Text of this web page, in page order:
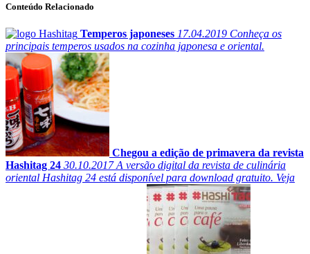
Conteúdo Relacionado
Temperos japoneses 17.04.2019 Conheça os
principais temperos usados na cozinha japonesa e oriental.
Chegou a edição de primavera da revista
Hashitag 24 30.10.2017A versão digital da revista de culinária
oriental Hashitag 24 está disponível para download gratuito. Veja